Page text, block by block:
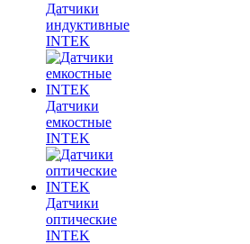
Датчики
индуктивные
INTEK
Датчики
емкостные
INTEK
Датчики
оптические
INTEK